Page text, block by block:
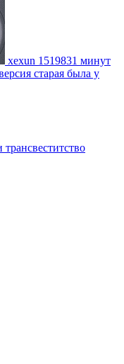
xexun 1519831 минут
старая была у